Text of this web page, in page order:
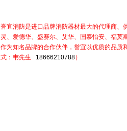
誉宜消防是进口品牌消防器材最大的代理商、
灵、爱德华、盛赛尔、艾华、国泰怡安、福莫
作为知名品牌的合作伙伴，誉宜以优质的品质
式：韦先生 18666210788）